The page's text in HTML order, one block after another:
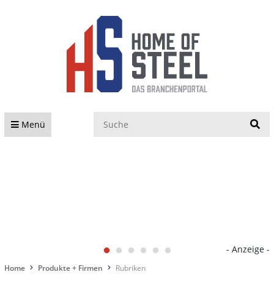
Menü
- Anzeige -
Home Produkte + Firmen Rubriken